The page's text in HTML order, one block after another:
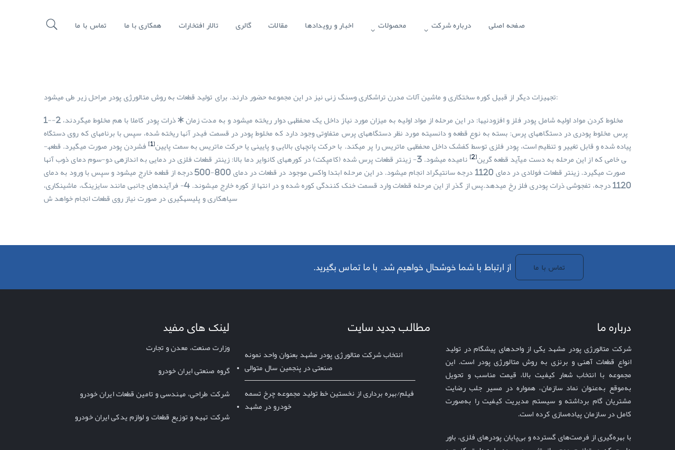
صفحه اصلی درباره شرکت محصولات اخبار و رویدادها مقالات گالری تالار افتخارات همکاری با ما تماس با ما
تجهیزات دیگر از قبیل کوره سخت­کاری و ماشین آلات مدرن تراشکاری وسنگ زنی نیز در این مجموعه حضور دارند. برای تولید قطعات به روش متالورژی پودر مراحل زیر طی می­شود:
1-مخلوط کردن مواد اولیه شامل پودر فلز و افزودنی­ها: در این مرحله از مواد اولیه به میزان مورد نیاز داخل یک محفظه­ی دوار ریخته می­شود و به مدت زمان * ذرات پودر کاملا با هم مخلوط می­گردند، 2-
پرس مخلوط پودری در دستگاه­های پرس: بسته به نوع قطعه و دانسیته مورد نظر دستگاه­های پرس متفاوتی وجود دارد که مخلوط پودر در قسمت فیدر آن­ها ریخته شده، سپس با برنامه­ای که روی دستگاه
پیاده شده و قابل تغییر و تنظیم است، پودر فلزی توسط کفشک داخل محفظه­ی ماتریس را پر می­کند. با حرکت پانچ­های بالایی و پایینی یا حرکت ماتریس به سمت پایین[1]فشردن پودر صورت می­گیرد. قطعه­
ی خامی که از این مرحله به دست می­آید قطعه گرین[2]
نامیده می­شود. 3- زینتر قطعات پرس شده (کامپکت) در کوره­های کانوایر دما بالا: زینتر قطعات فلزی در دمایی به اندازه­ی دو-سوم دمای ذوب آن­ها
صورت می­گیرد. زینتر قطعات فولادی در دمای 1120 درجه سانتیگراد انجام می­شود. در این مرحله ابتدا واکس موجود در قطعات در دمای 800-500 درجه از قطعه خارج می­شود و سپس با ورود به دمای
1120 درجه، تف­جوشی ذرات پودری فلز رخ می­دهد.پس از گذر از این مرحله قطعات وارد قسمت خنک کنندگی کوره شده و در انتها از کوره خارج می­شوند. 4- فرآیندهای جانبی مانند سایزینگ، ماشینکاری،
سیاهکاری و پلیسه­گیری در صورت نیاز روی قطعات انجام خواهد ش
.از ارتباط با شما خوشحال خواهیم شد. با ما تماس بگیرید تماس با ما
لینک های مفید
وزارت صنعت، معدن و تجارت
گروه صنعتی ایران خودرو
شرکت طراحی، مهندسی و تامین قطعات ایران خودرو
شرکت تهیه و توزیع قطعات و لوازم یدکی ایران خودرو
مطالب جدید سایت
انتخاب شرکت متالورژی پودر مشهد بعنوان واحد نمونه
صنعتی در پنجمین سال متوالی
فیلم/بهره برداری از نخستین خط تولید مجموعه چرخ تسمه
خودرو در مشهد
درباره ما
شرکت متالورژی پودر مشهد یکی از واحدهای پیشگام در تولید
انواع قطعات آهنی و برنزی به روش متالورژی پودر است. این
مجموعه با انتخاب شعار
به‌موقع
به‌عنوان نماد سازمان، همواره در مسیر جلب رضایت
مشتریان گام برداشته و سیستم مدیریت کیفیت را به‌صورت
کامل در سازمان پیاده‌سازی کرده است.